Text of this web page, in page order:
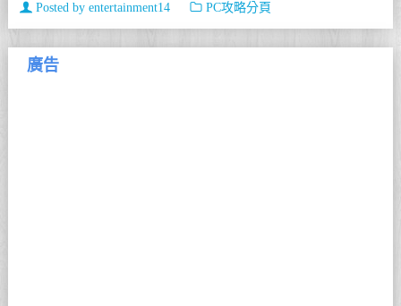
Posted by entertainment14 PC攻略分頁
廣告